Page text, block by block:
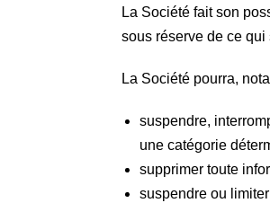
La Société fait son
sous réserve de ce qui
La Société pourra,
suspendre,
une catégorie
supprimer toute
suspendre ou